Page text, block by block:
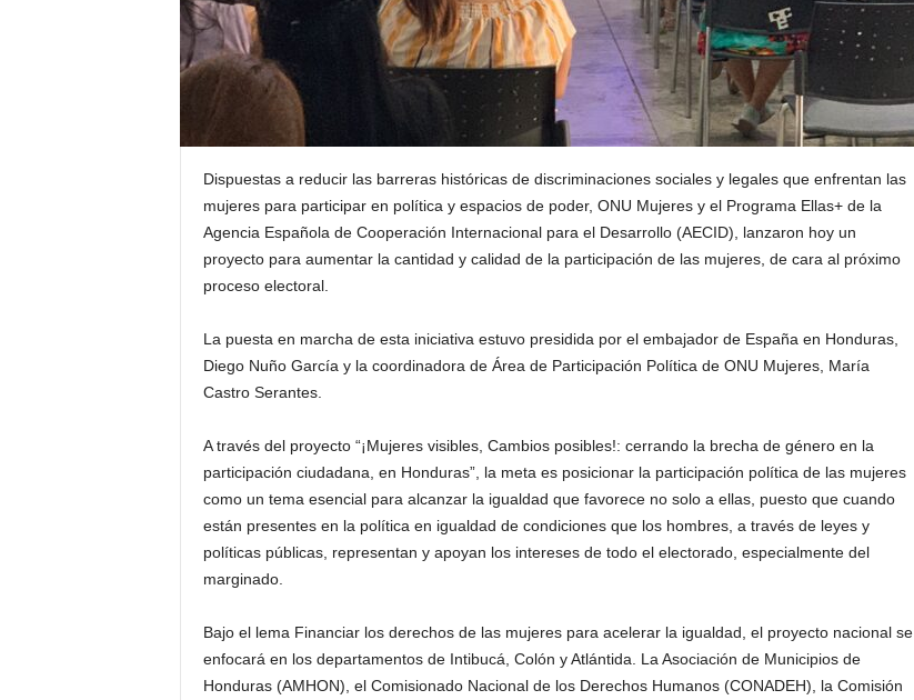
Dispuestas a reducir las barreras históricas de discriminaciones sociales y legales que enfrentan las
mujeres para participar en política y espacios de poder, ONU Mujeres y el Programa Ellas+ de la
Agencia Española de Cooperación Internacional para el Desarrollo (AECID), lanzaron hoy un
proyecto para aumentar la cantidad y calidad de la participación de las mujeres, de cara al próximo
proceso electoral.
La puesta en marcha de esta iniciativa estuvo presidida por el embajador de España en Honduras,
Diego Nuño García y la coordinadora de Área de Participación Política de ONU Mujeres, María
Castro Serantes.
A través del proyecto “¡Mujeres visibles, Cambios posibles!: cerrando la brecha de género en la
participación ciudadana, en Honduras”, la meta es posicionar la participación política de las mujeres
como un tema esencial para alcanzar la igualdad que favorece no solo a ellas, puesto que cuando
están presentes en la política en igualdad de condiciones que los hombres, a través de leyes y
políticas públicas, representan y apoyan los intereses de todo el electorado, especialmente del
marginado.
Bajo el lema Financiar los derechos de las mujeres para acelerar la igualdad, el proyecto nacional se
enfocará en los departamentos de Intibucá, Colón y Atlántida. La Asociación de Municipios de
Honduras (AMHON), el Comisionado Nacional de los Derechos Humanos (CONADEH), la Comisión